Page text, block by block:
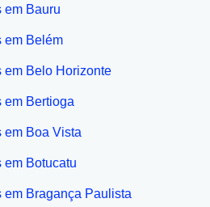
em Bauru
em Belém
em Belo Horizonte
em Bertioga
em Boa Vista
em Botucatu
em Bragança Paulista